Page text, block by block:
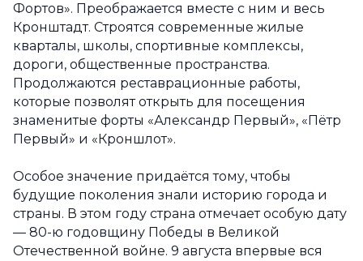
Фортов». Преображается вместе с ним и весь
Кронштадт. Строятся современные жилые
кварталы, школы, спортивные комплексы,
дороги, общественные пространства.
Продолжаются реставрационные работы,
которые позволят открыть для посещения
знаменитые форты «Александр Первый», «Пётр
Первый» и «Кроншлот».
Особое значение придаётся тому, чтобы
будущие поколения знали историю города и
страны. В этом году страна отмечает особую дату
— 80-ю годовщину Победы в Великой
Отечественной войне. 9 августа впервые вся